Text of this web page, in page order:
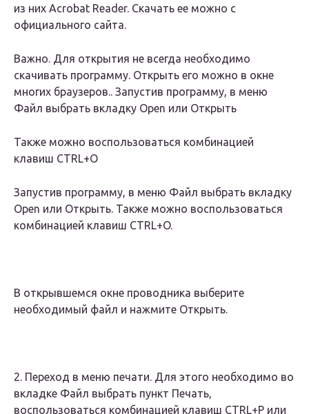
из них Acrobat Reader. Скачать ее можно с
официального сайта.
Важно. Для открытия не всегда необходимо
скачивать программу. Открыть его можно в окне
многих браузеров.. Запустив программу, в меню
Файл выбрать вкладку Open или Открыть
Также можно воспользоваться комбинацией
клавиш CTRL+O
Запустив программу, в меню Файл выбрать вкладку
Open или Открыть. Также можно воспользоваться
комбинацией клавиш CTRL+O.
В открывшемся окне проводника выберите
необходимый файл и нажмите Открыть.
2. Переход в меню печати. Для этого необходимо во
вкладке Файл выбрать пункт Печать,
воспользоваться комбинацией клавиш CTRL+Р или